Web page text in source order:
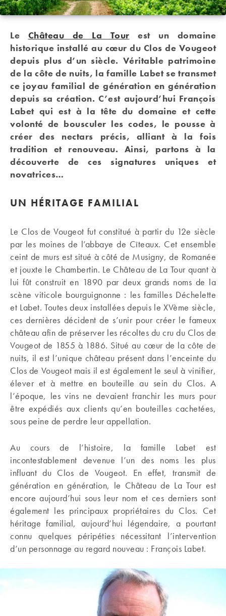
Le Château de La Tour est un domaine
historique installé au cœur du Clos de Vougeot
depuis plus d’un siècle. Véritable patrimoine
de la côte de nuits, la famille Labet se transmet
ce joyau familial de génération en génération
depuis sa création. C’est aujourd’hui François
Labet qui est à la tête du domaine et cette
volonté de bousculer les codes, le pousse à
créer des nectars précis, alliant à la fois
tradition et renouveau. Ainsi, partons à la
découverte de ces signatures uniques et
novatrices…
UN HÉRITAGE FAMILIAL
Le Clos de Vougeot fut constitué à partir du 12e siècle
par les moines de l’abbaye de Cîteaux. Cet ensemble
ceint de murs est situé à côté de Musigny, de Romanée
et jouxte le Chambertin. Le Château de La Tour quant à
lui fût construit en 1890 par deux grands noms de la
scène viticole bourguignonne : les familles Déchelette
et Labet. Toutes deux installées depuis le XVème siècle,
ces dernières décident de s’unir pour créer le fameux
château afin de préserver les récoltes du cru du Clos de
Vougeot de 1855 à 1886. Situé au cœur de la côte de
nuits, il est l’unique château présent dans l’enceinte du
Clos de Vougeot mais il est également le seul à vinifier,
élever et à mettre en bouteille au sein du Clos. A
l’époque, les vins ne devaient franchir les murs pour
être expédiés aux clients qu’en bouteilles cachetées,
sous peine de perdre leur appellation.
Au cours de l’histoire, la famille Labet est
incontestablement devenue l’un des noms les plus
influant du Clos de Vougeot. En effet, transmit de
génération en génération, le Château de La Tour est
encore aujourd’hui sous leur nom et ces derniers sont
également les principaux propriétaires du Clos. Cet
héritage familial, aujourd’hui légendaire, a pourtant
connu quelques péripéties nécessitant l’intervention
d’un personnage au regard nouveau : François Labet.